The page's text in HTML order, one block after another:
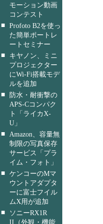
モーション動画
コンテスト
■ Profoto B2を使っ
た簡単ポートレ
ートセミナー
■
キヤノン、ミニ
プロジェクター
にWi-Fi搭載モデ
ルを追加
■
防水・耐衝撃の
APS-Cコンパク
ト「ライカX-
U」
■
Amazon、容量無
制限の写真保存
サービス「プラ
イム・フォト」
■ ケンコーのMマ
ウントアダプタ
ーに富士フイル
ムX用が追加
■
ソニーRX1R
II（外観・機能